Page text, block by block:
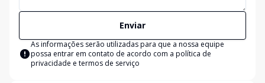
Enviar
As informações serão utilizadas para que a nossa equipe
possa entrar em contato de acordo com a política de
privacidade e termos de serviço